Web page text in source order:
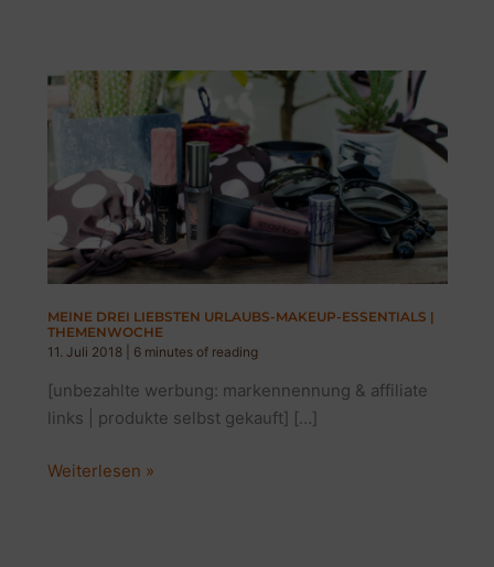
MEINE DREI LIEBSTEN URLAUBS-MAKEUP-ESSENTIALS |
THEMENWOCHE
11. Juli 2018
6 minutes of reading
[unbezahlte werbung: markennennung & affiliate
links | produkte selbst gekauft] […]
MEINE
Weiterlesen »